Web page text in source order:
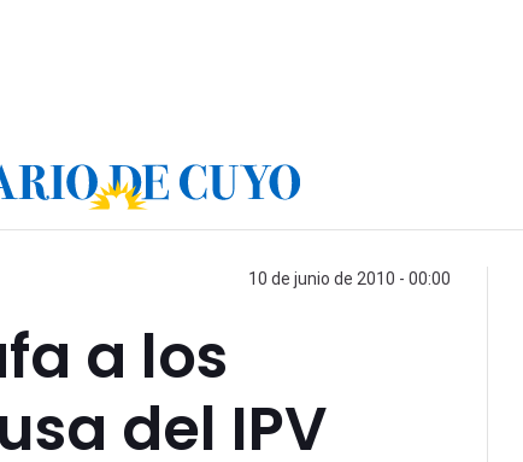
10 de junio de 2010 - 00:00
a los
del IPV